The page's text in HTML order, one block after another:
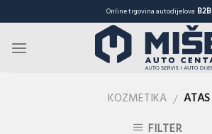
to
content
Online trgovina autodijelova B2B
KOZMETIKA / ATAS
FILTER